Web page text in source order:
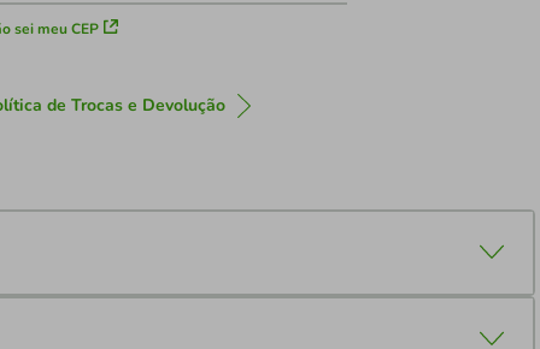
sei meu CEP
de Trocas e Devolução